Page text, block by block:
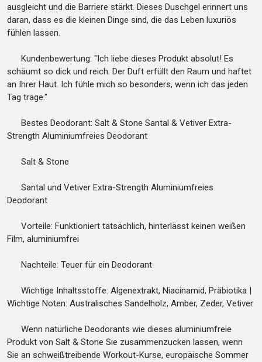
ausgleicht und die Barriere stärkt. Dieses Duschgel erinnert uns
daran, dass es die kleinen Dinge sind, die das Leben luxuriös
fühlen lassen.
Kundenbewertung: "Ich liebe dieses Produkt absolut! Es
schäumt so dick und reich. Der Duft erfüllt den Raum und haftet
an Ihrer Haut. Ich fühle mich so besonders, wenn ich das jeden
Tag trage."
Bestes Deodorant: Salt & Stone Santal & Vetiver Extra-
Strength Aluminiumfreies Deodorant
Salt & Stone
Santal und Vetiver Extra-Strength Aluminiumfreies
Deodorant
Vorteile: Funktioniert tatsächlich, hinterlässt keinen weißen
Film, aluminiumfrei
Nachteile: Teuer für ein Deodorant
Wichtige Inhaltsstoffe: Algenextrakt, Niacinamid, Präbiotika |
Wichtige Noten: Australisches Sandelholz, Amber, Zeder, Vetiver
Wenn natürliche Deodorants wie dieses aluminiumfreie
Produkt von Salt & Stone Sie zusammenzucken lassen, wenn
Sie an schweißtreibende Workout-Kurse, europäische Sommer